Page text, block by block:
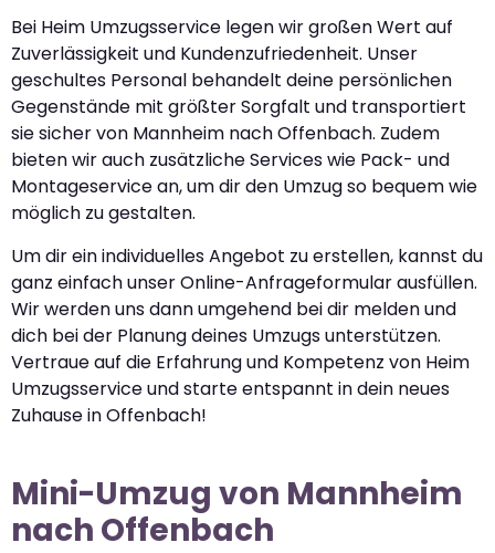
Bei Heim Umzugsservice legen wir großen Wert auf
Zuverlässigkeit und Kundenzufriedenheit. Unser
geschultes Personal behandelt deine persönlichen
Gegenstände mit größter Sorgfalt und transportiert
sie sicher von Mannheim nach Offenbach. Zudem
bieten wir auch zusätzliche Services wie Pack- und
Montageservice an, um dir den Umzug so bequem wie
möglich zu gestalten.
Um dir ein individuelles Angebot zu erstellen, kannst du
ganz einfach unser Online-Anfrageformular ausfüllen.
Wir werden uns dann umgehend bei dir melden und
dich bei der Planung deines Umzugs unterstützen.
Vertraue auf die Erfahrung und Kompetenz von Heim
Umzugsservice und starte entspannt in dein neues
Zuhause in Offenbach!
Mini-Umzug von Mannheim
nach Offenbach